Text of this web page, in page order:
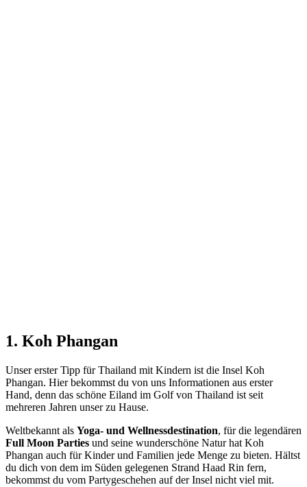
1. Koh Phangan
Unser erster Tipp für Thailand mit Kindern ist die Insel Koh
Phangan. Hier bekommst du von uns Informationen aus erster
Hand, denn das schöne Eiland im Golf von Thailand ist seit
mehreren Jahren unser zu Hause.
Weltbekannt als Yoga- und Wellnessdestination, für die legendären
Full Moon Parties und seine wunderschöne Natur hat Koh
Phangan auch für Kinder und Familien jede Menge zu bieten. Hältst
du dich von dem im Süden gelegenen Strand Haad Rin fern,
bekommst du vom Partygeschehen auf der Insel nicht viel mit.